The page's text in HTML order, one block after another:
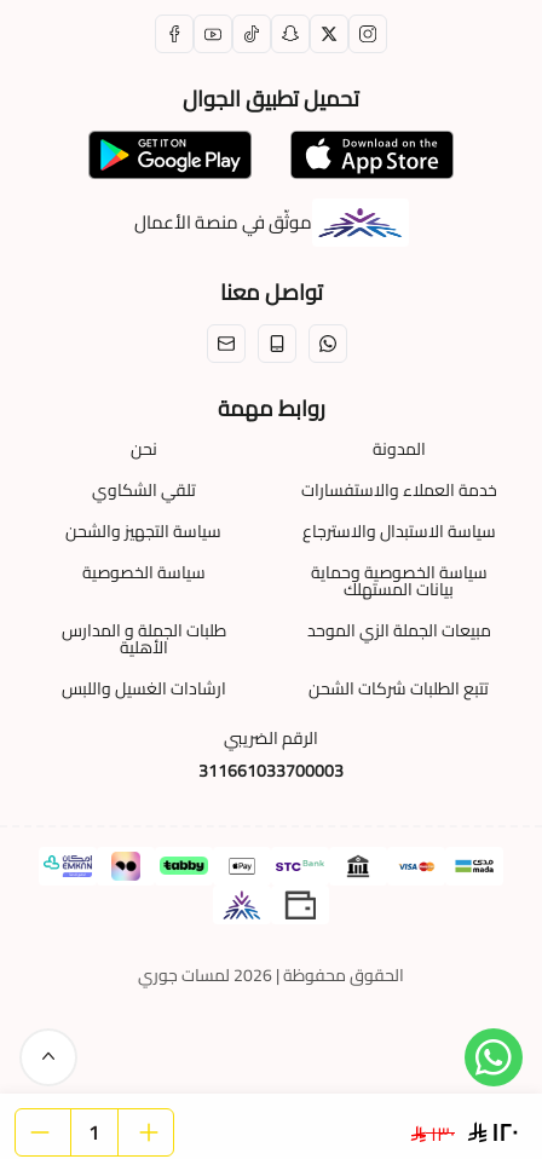
١٢٠ ١٣٠
تحميل تطبيق الجوال
موثّق في منصة الأعمال
تواصل معنا
روابط مهمة
المدونة
نحن
خدمة العملاء والاستفسارات
تلقي الشكاوي
سياسة الاستبدال والاسترجاع
سياسة التجهيز والشحن
سياسة الخصوصية وحماية
بيانات المستهلك
سياسة الخصوصية
مبيعات الجملة الزي الموحد
طلبات الجملة و المدارس
الأهلية
تتبع الطلبات شركات الشحن
ارشادات الغسيل واللبس
الرقم الضريبي
311661033700003
الحقوق محفوظة | 2026 لمسات جوري